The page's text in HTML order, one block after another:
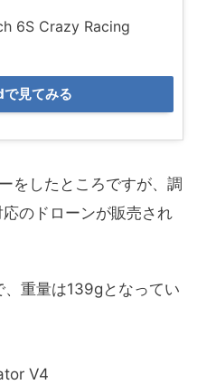
6S Crazy Racing
見てみる
をしたところですが、調
のドローンが販売され
重量は139gとなってい
V4